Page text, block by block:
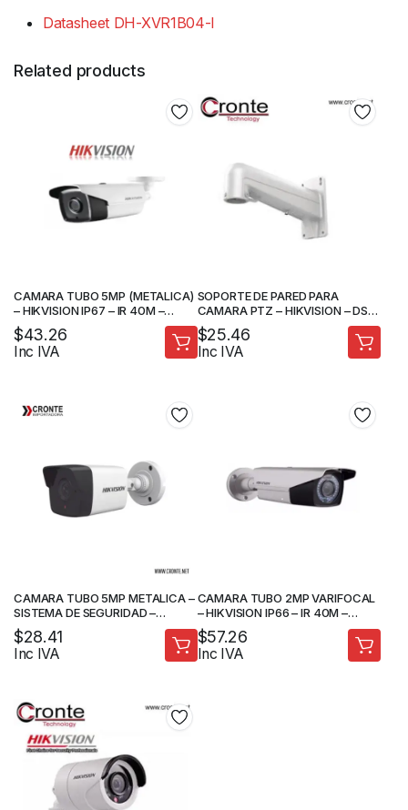
Datasheet DH-XVR1B04-I
Related products
CAMARA TUBO 5MP (METALICA)
– HIKVISION IP67 – IR 40M –
CAMARA DE SEGURIDAD
$43.26
Inc IVA
SOPORTE DE PARED PARA
CAMARA PTZ – HIKVISION – DS-
1602ZJ
$25.46
Inc IVA
CAMARA TUBO 5MP METALICA –
SISTEMA DE SEGURIDAD –
HIKVISION
$28.41
Inc IVA
CAMARA TUBO 2MP VARIFOCAL
– HIKVISION IP66 – IR 40M –
CAMARA DE SEGURIDAD
$57.26
Inc IVA